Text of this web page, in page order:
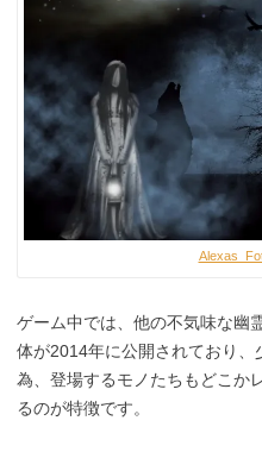
ゲーム中では、他の不気味な幽
体が2014年に公開されており
為、登場するモノたちもどこか
るのが特徴です。